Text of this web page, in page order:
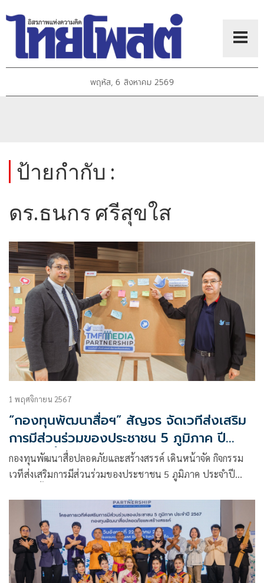
พฤหัส, 6 สิงหาคม 2569
ป้ายกำกับ :
ดร.ธนกร ศรีสุขใส
1 พฤศจิกายน 2567
“กองทุนพัฒนาสื่อฯ” สัญจร จัดเวทีส่งเสริม
การมีส่วนร่วมของประชาชน 5 ภูมิภาค ปี
2567 ครั้งที่ 2 ภาคเหนือ ผู้แทนทุกเครือข่าย
ร่วมเสวนาเพียบ
กองทุนพัฒนาสื่อปลอดภัยและสร้างสรรค์ เดินหน้าจัด กิจกรรม
เวทีส่งเสริมการมีส่วนร่วมของประชาชน 5 ภูมิภาค ประจำปี
ตุลาคม 2567